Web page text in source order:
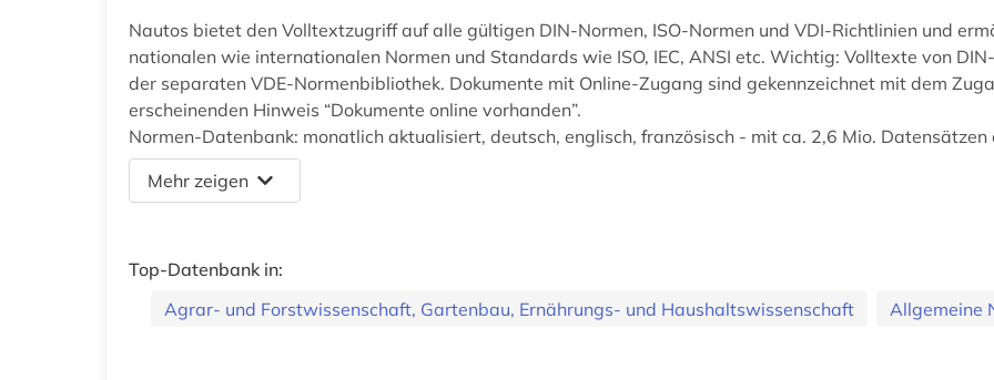
Nautos bietet den Volltextzugriff auf alle gültigen DIN-Normen, ISO-Normen und VDI-Richtlinien und
nationalen wie internationalen Normen und Standards wie ISO, IEC, ANSI etc. Wichtig: Volltexte von
der separaten VDE-Normenbibliothek. Dokumente mit Online-Zugang sind gekennzeichnet mit dem
erscheinenden Hinweis “Dokumente online vorhanden”.
Normen-Datenbank: monatlich aktualisiert, deutsch, englisch, französisch - mit ca. 2,6 Mio. Datensätzen
Mehr zeigen
Top-Datenbank in:
Agrar- und Forstwissenschaft, Gartenbau, Ernährungs- und Haushaltswissenschaft
Allgemeine